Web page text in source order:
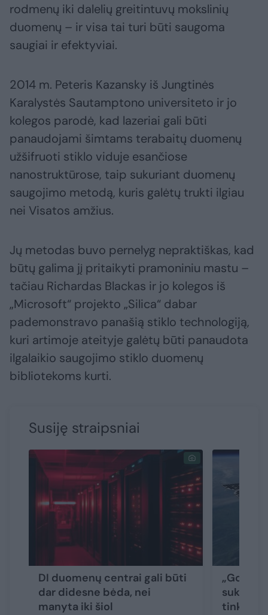
rodmenų iki dalelių greitintuvų mokslinių
duomenų – ir visa tai turi būti saugoma
saugiai ir efektyviai.
2014 m. Peteris Kazansky iš Jungtinės
Karalystės Sautamptono universiteto ir jo
kolegos parodė, kad lazeriai gali būti
panaudojami šimtams terabaitų duomenų
užšifruoti stiklo viduje esančiose
nanostruktūrose, taip sukuriant duomenų
saugojimo metodą, kuris galėtų trukti ilgiau
nei Visatos amžius.
Jų metodas buvo pernelyg nepraktiškas, kad
būtų galima jį pritaikyti pramoniniu mastu –
tačiau Richardas Blackas ir jo kolegos iš
„Microsoft“ projekto „Silica“ dabar
pademonstravo panašią stiklo technologiją,
kuri artimoje ateityje galėtų būti panaudota
ilgalaikio saugojimo stiklo duomenų
bibliotekoms kurti.
Susiję straipsniai
DI duomenų centrai gali būti
dar didesne bėda, nei
manyta iki šiol
sukurti
tinklą